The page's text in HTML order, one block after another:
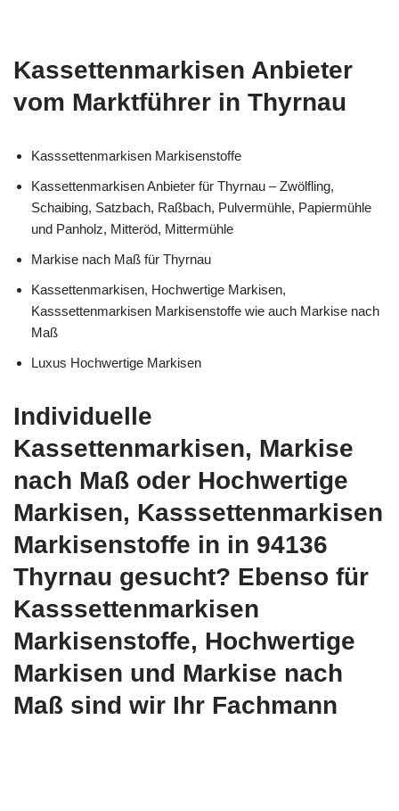
Kassettenmarkisen Anbieter
vom Marktführer in Thyrnau
Kasssettenmarkisen Markisenstoffe
Kassettenmarkisen Anbieter für Thyrnau – Zwölfling,
Schaibing, Satzbach, Raßbach, Pulvermühle, Papiermühle
und Panholz, Mitteröd, Mittermühle
Markise nach Maß für Thyrnau
Kassettenmarkisen, Hochwertige Markisen,
Kasssettenmarkisen Markisenstoffe wie auch Markise nach
Maß
Luxus Hochwertige Markisen
Individuelle
Kassettenmarkisen, Markise
nach Maß oder Hochwertige
Markisen, Kasssettenmarkisen
Markisenstoffe in in 94136
Thyrnau gesucht? Ebenso für
Kasssettenmarkisen
Markisenstoffe, Hochwertige
Markisen und Markise nach
Maß sind wir Ihr Fachmann